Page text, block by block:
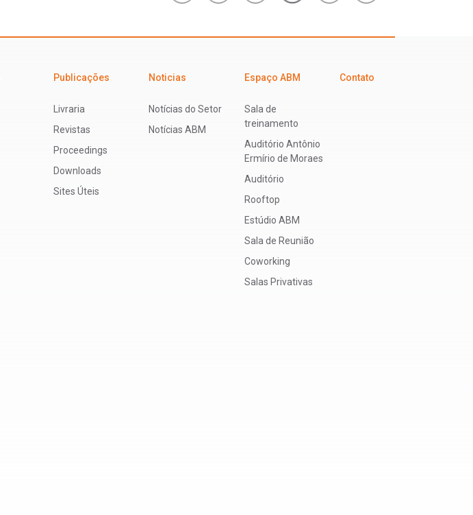
Publicações
Livraria
Revistas
Proceedings
Downloads
Sites Úteis
Noticias
Notícias do Setor
Notícias ABM
Espaço ABM
Sala de
treinamento
Auditório Antônio
Ermírio de Moraes
Auditório
Rooftop
Estúdio ABM
Sala de Reunião
Coworking
Salas Privativas
Contato